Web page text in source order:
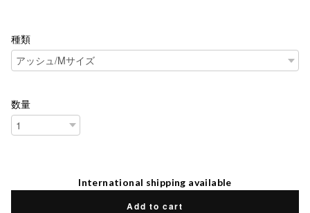
種類
数量
International shipping available
Add to cart